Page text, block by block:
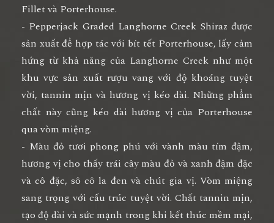
Fillet và Porterhouse.
- Pepperjack Graded Langhorne Creek Shiraz được
sản xuất để hợp tác với bít tết Porterhouse, lấy cảm
hứng từ khả năng của Langhorne Creek như một
khu vực sản xuất rượu vang với độ khoáng tuyệt
vời, tannin mịn và hương vị kéo dài. Những phẩm
chất này cũng kéo dài hương vị của Porterhouse
qua vòm miệng.
- Màu đỏ tươi phong phú với vành màu tím đậm,
hương vị cho thấy trái cây màu đỏ và xanh đậm đặc
và cô đặc, sô cô la đen và chút gia vị. Vòm miệng
sang trọng với cấu trúc tuyệt vời. Chất tannin mịn,
tạo độ dài và sức mạnh trong khi kết thúc mềm mại,